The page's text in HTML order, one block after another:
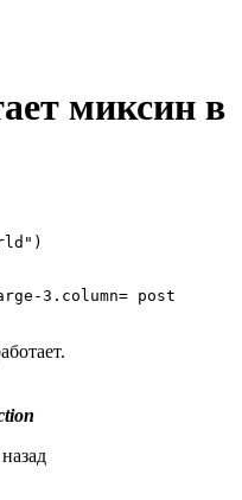
миксин в
world")
3.column= post